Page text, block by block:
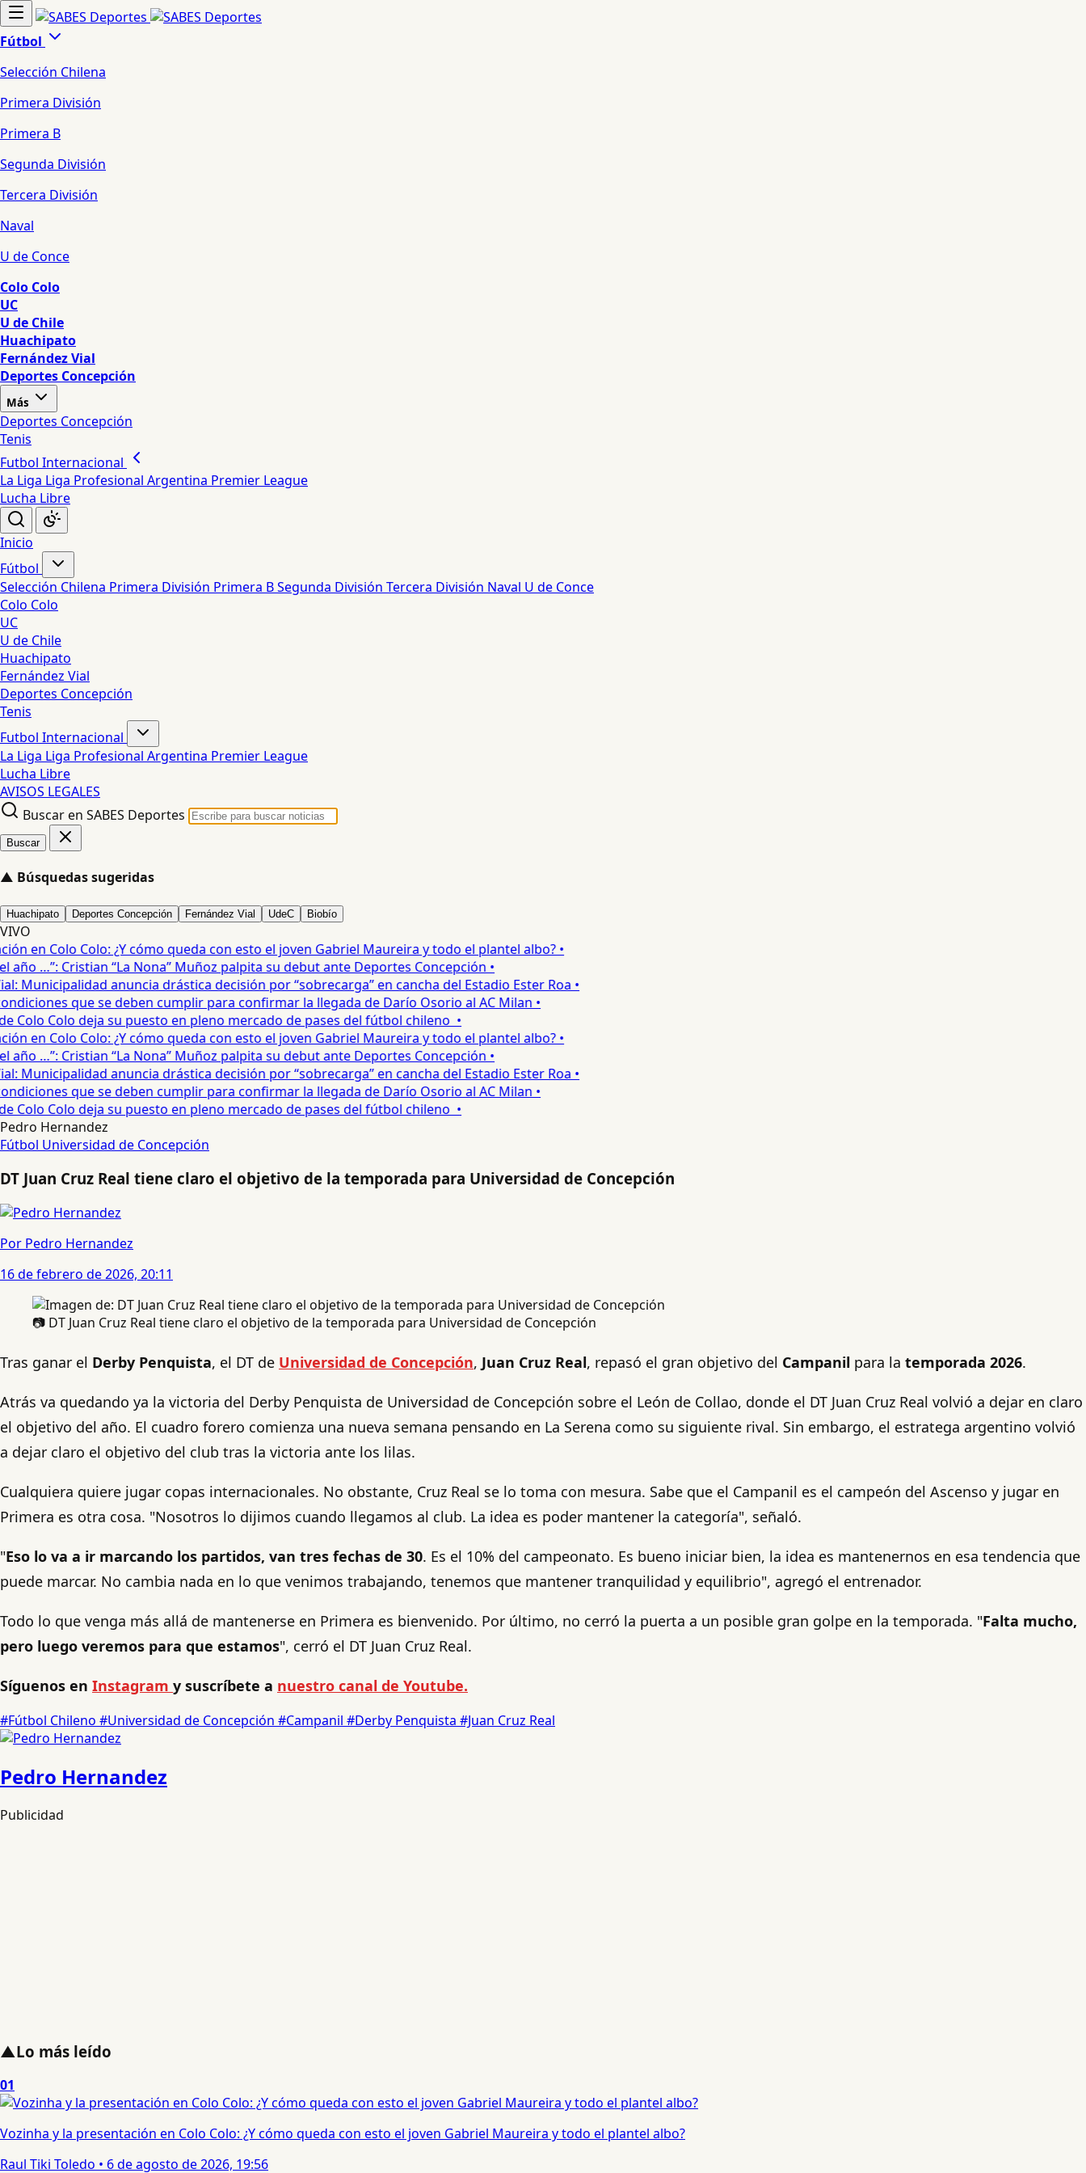
Fútbol
Selección Chilena
Primera División
Primera B
Segunda División
Tercera División
Naval
U de Conce
Colo Colo
UC
U de Chile
Huachipato
Fernández Vial
Deportes Concepción
Más
Deportes Concepción
Tenis
Futbol Internacional
La Liga Liga Profesional Argentina Premier League
Lucha Libre
Inicio
Fútbol
Selección Chilena Primera División Primera BSegunda División Tercera División Naval U de Conce
Colo Colo
UC
U de Chile
Huachipato
Fernández Vial
Deportes Concepción
Tenis
Futbol Internacional
La Liga Liga Profesional Argentina Premier League
Lucha Libre
AVISOS LEGALES
Buscar en SABES Deportes
Buscar
▲ Búsquedas sugeridas
Huachipato Deportes Concepción Fernández Vial UdeC Biobío
VIVO
en Colo Colo: ¿Y cómo queda con esto el joven Gabriel Maureira y todo el plantel albo? •
…”: Cristian “La Nona” Muñoz palpita su debut ante Deportes Concepción •
Municipalidad anuncia drástica decisión por “sobrecarga” en cancha del Estadio Ester Roa •
que se deben cumplir para confirmar la llegada de Darío Osorio al AC Milan •
Colo Colo deja su puesto en pleno mercado de pases del fútbol chileno •
en Colo Colo: ¿Y cómo queda con esto el joven Gabriel Maureira y todo el plantel albo? •
…”: Cristian “La Nona” Muñoz palpita su debut ante Deportes Concepción •
Municipalidad anuncia drástica decisión por “sobrecarga” en cancha del Estadio Ester Roa •
que se deben cumplir para confirmar la llegada de Darío Osorio al AC Milan •
Colo Colo deja su puesto en pleno mercado de pases del fútbol chileno •
Pedro Hernandez
Fútbol Universidad de Concepción
DT Juan Cruz Real tiene claro el objetivo de la temporada para Universidad de Concepción
Por Pedro Hernandez
16 de febrero de 2026, 20:11
📷 DT Juan Cruz Real tiene claro el objetivo de la temporada para Universidad de Concepción
Tras ganar el Derby Penquista, el DT de Universidad de Concepción, Juan Cruz Real, repasó el gran objetivo del Campanil para la temporada 2026.
Atrás va quedando ya la victoria del Derby Penquista de Universidad de Concepción sobre el León de Collao, donde el DT Juan Cruz Real volvió a dejar en claro
el objetivo del año. El cuadro forero comienza una nueva semana pensando en La Serena como su siguiente rival. Sin embargo, el estratega argentino volvió
a dejar claro el objetivo del club tras la victoria ante los lilas.
Cualquiera quiere jugar copas internacionales. No obstante, Cruz Real se lo toma con mesura. Sabe que el Campanil es el campeón del Ascenso y jugar en
Primera es otra cosa. "Nosotros lo dijimos cuando llegamos al club. La idea es poder mantener la categoría", señaló.
"Eso lo va a ir marcando los partidos, van tres fechas de 30. Es el 10% del campeonato. Es bueno iniciar bien, la idea es mantenernos en esa tendencia que
puede marcar. No cambia nada en lo que venimos trabajando, tenemos que mantener tranquilidad y equilibrio", agregó el entrenador.
Todo lo que venga más allá de mantenerse en Primera es bienvenido. Por último, no cerró la puerta a un posible gran golpe en la temporada. "Falta mucho,
pero luego veremos para que estamos", cerró el DT Juan Cruz Real.
Síguenos en Instagram y suscríbete a nuestro canal de Youtube.
#Fútbol Chileno #Universidad de Concepción #Campanil #Derby Penquista #Juan Cruz Real
Pedro Hernandez
Publicidad
▲Lo más leído
01
Vozinha y la presentación en Colo Colo: ¿Y cómo queda con esto el joven Gabriel Maureira y todo el plantel albo?
Raul Tiki Toledo • 6 de agosto de 2026, 19:56